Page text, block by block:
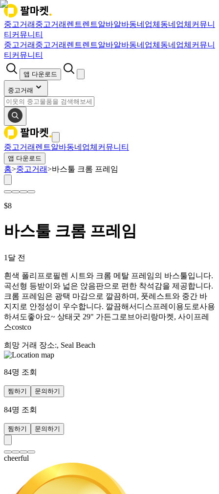
중고거래 중고거래 렌트렌트알바알바동네업체 동네업체 커뮤니
티 커뮤니티
중고거래 중고거래 렌트렌트알바알바동네업체 동네업체 커뮤니
티 커뮤니티
앱 다운로드
중고거래
중고거래 렌트알바동네업체 커뮤니티
앱 다운로드
홈>중고거래>바스툴 크롬 프레임
$8
바스툴 크롬 프레임
1달 전
흰색 폴리프로필렌 시트와 크롬 메탈 프레임의 바스툴입니다.
곡선형 등받이와 넓은 앉음판으로 편한 착석감을 제공합니다.
크롬 프레임은 광택 마감으로 깔끔하며, 풋레스트와 중간 바
지지로 안정성이 우수합니다. 깔끔해서디스프레이용도로사용
하셔도좋아요~ 상태굿 29" 가든그로브아리랑마켓, 사이프레
스costco
희망 거래 장소:, Seal Beach
84명 조회
찜하기 문의하기
84명 조회
찜하기 문의하기
cheerful